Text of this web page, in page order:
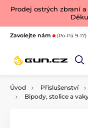
Prodej ostrých zbraní
Zavolejte nám (Po-Pá 9-17)
Úvod Příslušenství
Bipody, stolice a